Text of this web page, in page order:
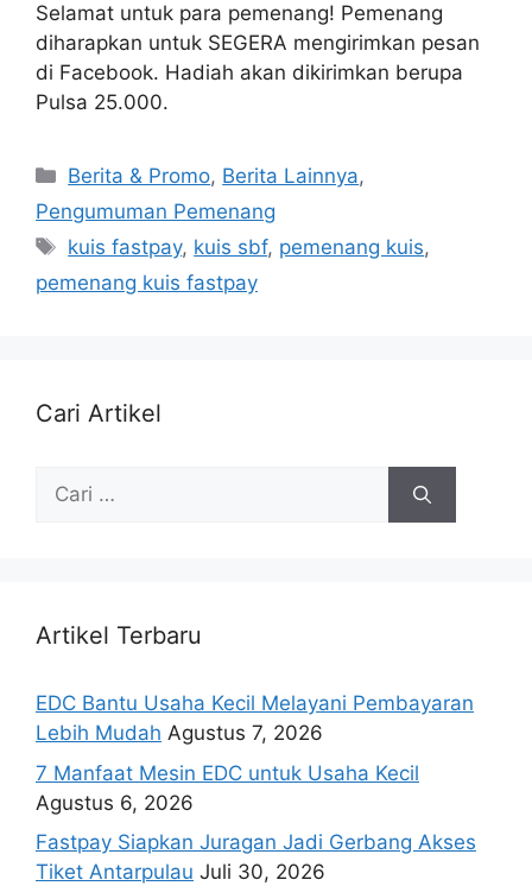
Selamat untuk para pemenang! Pemenang
diharapkan untuk SEGERA mengirimkan pesan
di Facebook. Hadiah akan dikirimkan berupa
Pulsa 25.000.
Berita & Promo, Berita Lainnya,
Pengumuman Pemenang
kuis fastpay, kuis sbf, pemenang kuis,
pemenang kuis fastpay
Cari Artikel
Artikel Terbaru
EDC Bantu Usaha Kecil Melayani Pembayaran
Lebih Mudah Agustus 7, 2026
7 Manfaat Mesin EDC untuk Usaha Kecil
Agustus 6, 2026
Fastpay Siapkan Juragan Jadi Gerbang Akses
Tiket Antarpulau Juli 30, 2026